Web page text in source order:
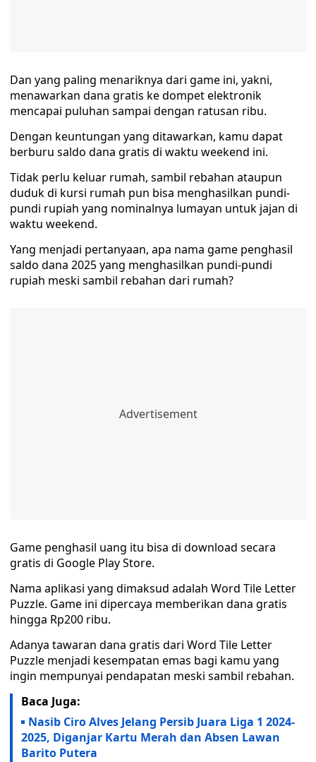
Dan yang paling menariknya dari game ini, yakni,
menawarkan dana gratis ke dompet elektronik
mencapai puluhan sampai dengan ratusan ribu.
Dengan keuntungan yang ditawarkan, kamu dapat
berburu saldo dana gratis di waktu weekend ini.
Tidak perlu keluar rumah, sambil rebahan ataupun
duduk di kursi rumah pun bisa menghasilkan pundi-
pundi rupiah yang nominalnya lumayan untuk jajan di
waktu weekend.
Yang menjadi pertanyaan, apa nama game penghasil
saldo dana 2025 yang menghasilkan pundi-pundi
rupiah meski sambil rebahan dari rumah?
Game penghasil uang itu bisa di download secara
gratis di Google Play Store.
Nama aplikasi yang dimaksud adalah Word Tile Letter
Puzzle. Game ini dipercaya memberikan dana gratis
hingga Rp200 ribu.
Adanya tawaran dana gratis dari Word Tile Letter
Puzzle menjadi kesempatan emas bagi kamu yang
ingin mempunyai pendapatan meski sambil rebahan.
Baca Juga:
Nasib Ciro Alves Jelang Persib Juara Liga 1 2024-
2025, Diganjar Kartu Merah dan Absen Lawan
Barito Putera